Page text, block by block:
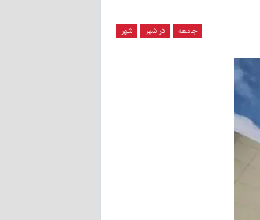
جامعه در شهر شهر